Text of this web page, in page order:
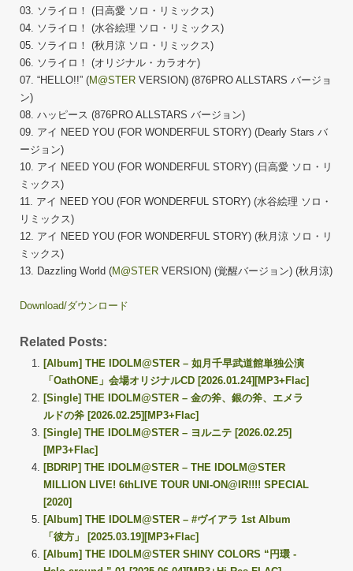
03. ソライロ！ (日高愛 ソロ・リミックス)
04. ソライロ！ (水谷絵理 ソロ・リミックス)
05. ソライロ！ (秋月涼 ソロ・リミックス)
06. ソライロ！ (オリジナル・カラオケ)
07. “HELLO!!” (M@STER VERSION) (876PRO ALLSTARS バージョ
ン)
08. ハッピース (876PRO ALLSTARS バージョン)
09. アイ NEED YOU (FOR WONDERFUL STORY) (Dearly Stars バ
ージョン)
10. アイ NEED YOU (FOR WONDERFUL STORY) (日高愛 ソロ・リ
ミックス)
11. アイ NEED YOU (FOR WONDERFUL STORY) (水谷絵理 ソロ・
リミックス)
12. アイ NEED YOU (FOR WONDERFUL STORY) (秋月涼 ソロ・リ
ミックス)
13. Dazzling World (M@STER VERSION) (覚醒バージョン) (秋月涼)
Download/ダウンロード
Related Posts:
[Album] THE IDOLM@STER – 如月千早武道館単独公演
「OathONE」会場オリジナルCD [2026.01.24][MP3+Flac]
[Single] THE IDOLM@STER – 金の斧、銀の斧、エメラ
ルドの斧 [2026.02.25][MP3+Flac]
[Single] THE IDOLM@STER – ヨルニテ [2026.02.25]
[MP3+Flac]
[BDRIP] THE IDOLM@STER – THE IDOLM@STER
MILLION LIVE! 6thLIVE TOUR UNI-ON@IR!!!! SPECIAL
[2020]
[Album] THE IDOLM@STER – #ヴイアラ 1st Album
「彼方」 [2025.03.19][MP3+Flac]
[Album] THE IDOLM@STER SHINY COLORS “円環 -